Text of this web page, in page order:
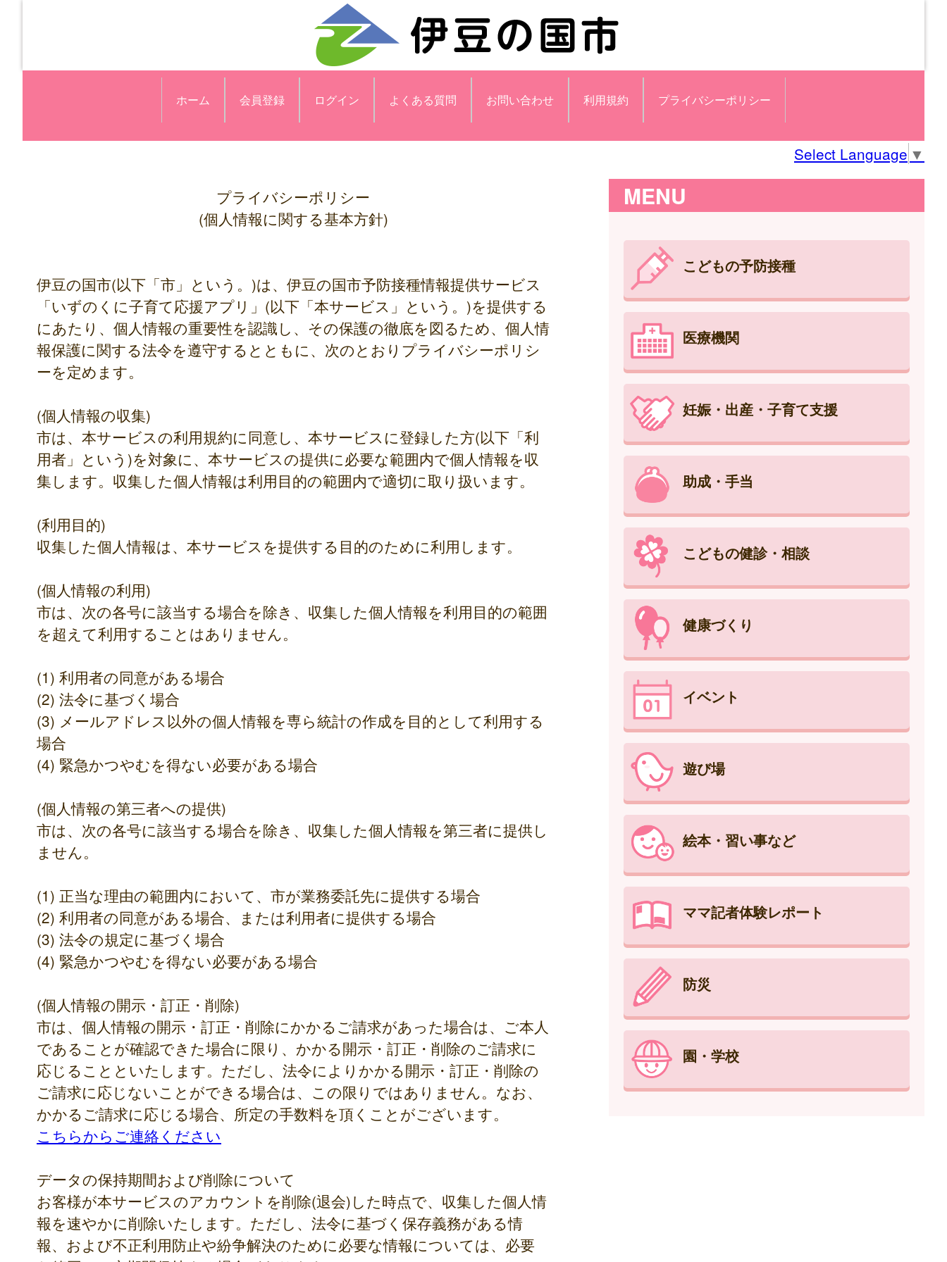
ホーム 会員登録 ログイン よくある質問 お問い合わせ 利用規約 プライバシーポリシー
Select Language ▼
プライバシーポリシー
(個人情報に関する基本方針)
伊豆の国市(以下「市」という。)は、伊豆の国市予防接種情報提供サービス
「いずのくに子育て応援アプリ」(以下「本サービス」という。)を提供する
にあたり、個人情報の重要性を認識し、その保護の徹底を図るため、個人情
報保護に関する法令を遵守するとともに、次のとおりプライバシーポリシ
ーを定めます。
(個人情報の収集)
市は、本サービスの利用規約に同意し、本サービスに登録した方(以下「利
用者」という)を対象に、本サービスの提供に必要な範囲内で個人情報を収
集します。収集した個人情報は利用目的の範囲内で適切に取り扱います。
(利用目的)
収集した個人情報は、本サービスを提供する目的のために利用します。
(個人情報の利用)
市は、次の各号に該当する場合を除き、収集した個人情報を利用目的の範囲
を超えて利用することはありません。
(1) 利用者の同意がある場合
(2) 法令に基づく場合
(3) メールアドレス以外の個人情報を専ら統計の作成を目的として利用する
場合
(4) 緊急かつやむを得ない必要がある場合
(個人情報の第三者への提供)
市は、次の各号に該当する場合を除き、収集した個人情報を第三者に提供し
ません。
(1) 正当な理由の範囲内において、市が業務委託先に提供する場合
(2) 利用者の同意がある場合、または利用者に提供する場合
(3) 法令の規定に基づく場合
(4) 緊急かつやむを得ない必要がある場合
(個人情報の開示・訂正・削除)
市は、個人情報の開示・訂正・削除にかかるご請求があった場合は、ご本人
であることが確認できた場合に限り、かかる開示・訂正・削除のご請求に
応じることといたします。ただし、法令によりかかる開示・訂正・削除の
ご請求に応じないことができる場合は、この限りではありません。なお、
かかるご請求に応じる場合、所定の手数料を頂くことがございます。
こちらからご連絡ください
データの保持期間および削除について
お客様が本サービスのアカウントを削除(退会)した時点で、収集した個人情
報を速やかに削除いたします。ただし、法令に基づく保存義務がある情
報、および不正利用防止や紛争解決のために必要な情報については、必要
MENU
こどもの予防接種
医療機関
妊娠・出産・子育て支援
助成・手当
こどもの健診・相談
健康づくり
イベント
遊び場
絵本・習い事など
ママ記者体験レポート
防災
園・学校